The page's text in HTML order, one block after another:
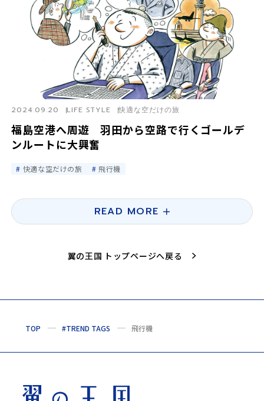
福島空港へ周遊 羽田から空路で行くゴールデ
ンルートに大興奮
2024.09.20 LIFE STYLE 快適な空だけの旅
快適な空だけの旅 飛行機
READ MORE
翼の王国 トップページへ戻る
TOP #TREND TAGS 飛行機